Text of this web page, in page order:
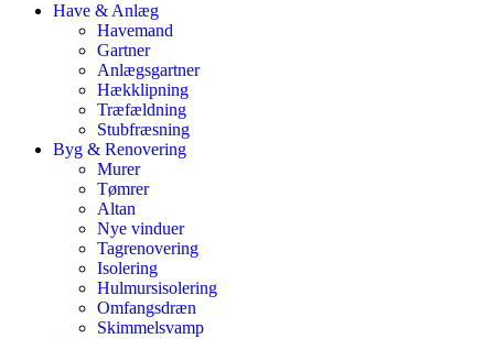
Have & Anlæg
Havemand
Gartner
Anlægsgartner
Hækklipning
Træfældning
Stubfræsning
Byg & Renovering
Murer
Tømrer
Altan
Nye vinduer
Tagrenovering
Isolering
Hulmursisolering
Omfangsdræn
Skimmelsvamp